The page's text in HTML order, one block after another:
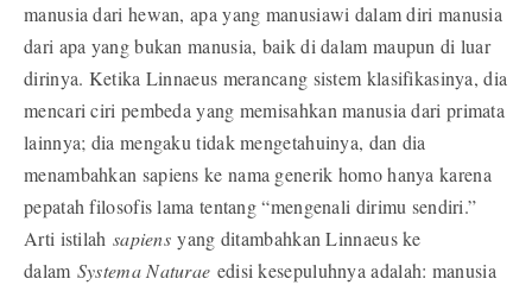
manusia dari hewan, apa yang manusiawi dalam diri manusia
dari apa yang bukan manusia, baik di dalam maupun di luar
dirinya. Ketika Linnaeus merancang sistem klasifikasinya, dia
mencari ciri pembeda yang memisahkan manusia dari primata
lainnya; dia mengaku tidak mengetahuinya, dan dia
menambahkan sapiens ke nama generik homo hanya karena
pepatah filosofis lama tentang “mengenali dirimu sendiri.”
Arti istilah sapiens yang ditambahkan Linnaeus ke
dalam Systema Naturae edisi kesepuluhnya adalah: manusia